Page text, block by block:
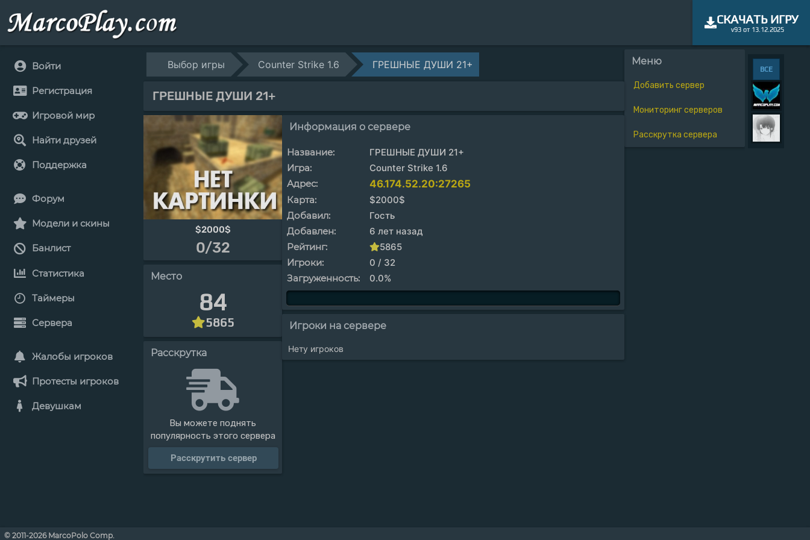
СКАЧАТЬ ИГРУ
v93 от 13.12.2025
Войти
Регистрация
Игровой мир
Найти друзей
Поддержка
Форум
Модели и скины
Банлист
Статистика
Таймеры
Сервера
Жалобы игроков
Протесты игроков
Девушкам
Меню
Добавить сервер
Мониторинг серверов
Расскрутка сервера
Выбор игры Counter Strike 1.6 ГРЕШНЫЕ ДУШИ 21+
ГРЕШНЫЕ ДУШИ 21+
$2000$
0/32
Место
84
5865
Расскрутка
Вы можете поднять
популярность этого сервера
Расскрутить сервер
Информация о сервере
Название:
ГРЕШНЫЕ ДУШИ 21+
Игра:
Counter Strike 1.6
Адрес:
46.174.52.20:27265
Карта:
$2000$
Добавил:
Гость
Добавлен:
6 лет назад
Рейтинг:
5865
Игроки:
0 / 32
Загруженность:
0.0%
Игроки на сервере
Нету игроков
ВСЕ
© 2011-2026 MarcoPolo Comp.